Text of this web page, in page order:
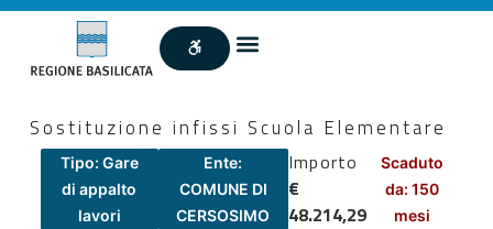
Sostituzione infissi Scuola Elementare
Tipo: Gare
di appalto
lavori
Ente:
COMUNE DI
CERSOSIMO
Importo
€
48.214,29
Scaduto
da: 150
mesi